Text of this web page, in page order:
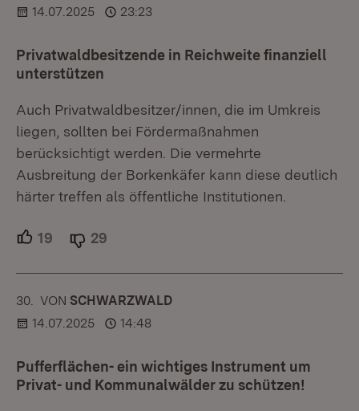
14.07.2025 23:23
Privatwaldbesitzende in Reichweite finanziell
unterstützen
Auch Privatwaldbesitzer/innen, die im Umkreis
liegen, sollten bei Fördermaßnahmen
berücksichtigt werden. Die vermehrte
Ausbreitung der Borkenkäfer kann diese deutlich
härter treffen als öffentliche Institutionen.
19 Unterstützer.
29
30. KOMMENTAR
VON :SCHWARZWALD
14.07.2025
14:48
Pufferflächen- ein wichtiges Instrument um
Privat- und Kommunalwälder zu schützen!